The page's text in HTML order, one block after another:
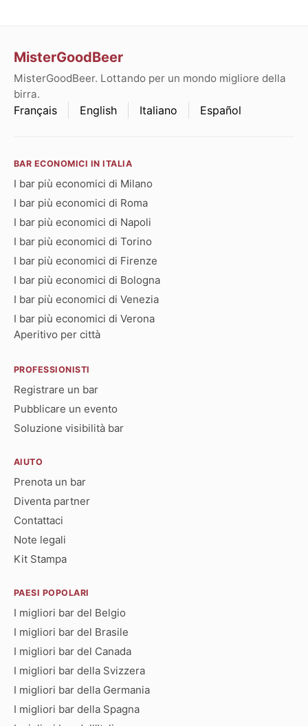
MisterGoodBeer
MisterGoodBeer. Lottando per un mondo migliore della
birra.
Français English Italiano Español
BAR ECONOMICI IN ITALIA
I bar più economici di Milano
I bar più economici di Roma
I bar più economici di Napoli
I bar più economici di Torino
I bar più economici di Firenze
I bar più economici di Bologna
I bar più economici di Venezia
I bar più economici di Verona
Aperitivo per città
PROFESSIONISTI
Registrare un bar
Pubblicare un evento
Soluzione visibilità bar
AIUTO
Prenota un bar
Diventa partner
Contattaci
Note legali
Kit Stampa
PAESI POPOLARI
I migliori bar del Belgio
I migliori bar del Brasile
I migliori bar del Canada
I migliori bar della Svizzera
I migliori bar della Germania
I migliori bar della Spagna